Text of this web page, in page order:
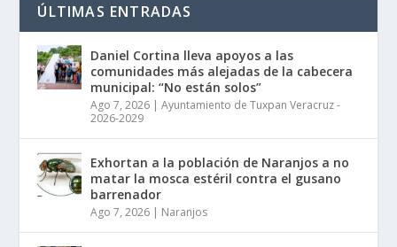
ÚLTIMAS ENTRADAS
Daniel Cortina lleva apoyos a las
comunidades más alejadas de la cabecera
municipal: “No están solos”
Ago 7, 2026 |Ayuntamiento de Tuxpan Veracruz -
2026-2029
Exhortan a la población de Naranjos a no
matar la mosca estéril contra el gusano
barrenador
Ago 7, 2026 | Naranjos